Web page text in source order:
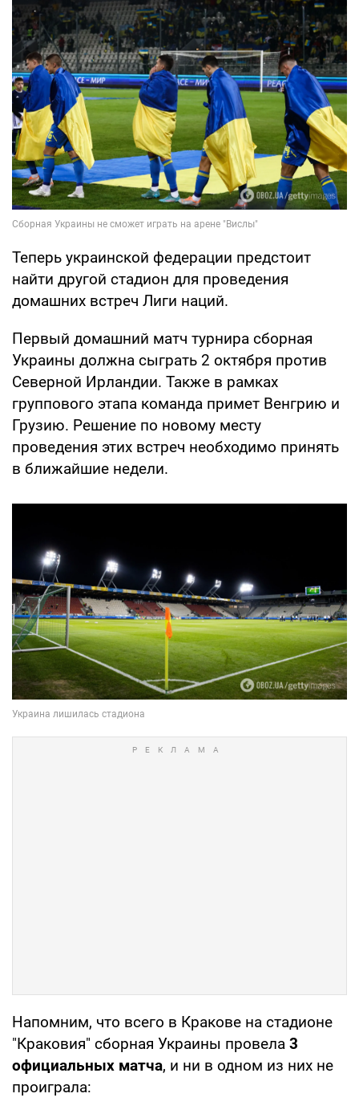
Теперь украинской федерации предстоит
найти другой стадион для проведения
домашних встреч Лиги наций.
Первый домашний матч турнира сборная
Украины должна сыграть 2 октября против
Северной Ирландии. Также в рамках
группового этапа команда примет Венгрию и
Грузию. Решение по новому месту
проведения этих встреч необходимо принять
в ближайшие недели.
Напомним, что всего в Кракове на стадионе
"Краковия" сборная Украины провела 3
официальных матча, и ни в одном из них не
проиграла: